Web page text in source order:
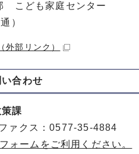
こども家庭センター
）
（外部リンク）
い合わせ
課
ァクス：0577-35-4884
ォームをご利用ください。